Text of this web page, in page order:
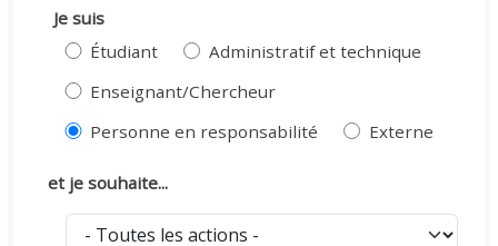
Je suis
Étudiant
Administratif et technique
Enseignant/Chercheur
Personne en responsabilité
Externe
et je souhaite...